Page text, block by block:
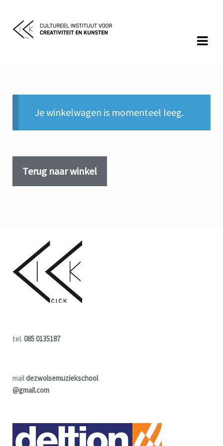
Skip
to
Skip
to
Je winkelwagen is momenteel leeg.
Terug naar winkel
tel. 085 0135187
maildezwolsemuziekschool
@gmail.com